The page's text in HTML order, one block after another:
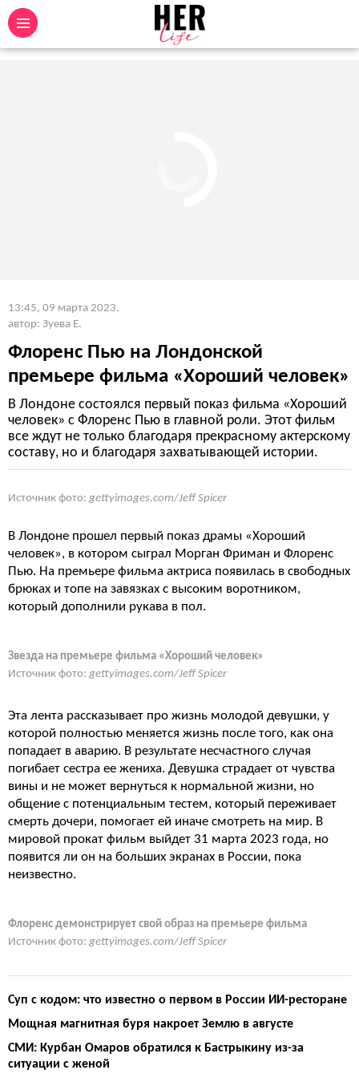
13:45, 09 марта 2023,
автор: Зуева Е.
Флоренс Пью на Лондонской
премьере фильма «Хороший человек»
В Лондоне состоялся первый показ фильма «Хороший
человек» с Флоренс Пью в главной роли. Этот фильм
все ждут не только благодаря прекрасному актерскому
составу, но и благодаря захватывающей истории.
Источник фото: gettyimages.com/Jeff Spicer
В Лондоне прошел первый показ драмы «Хороший
человек», в котором сыграл Морган Фриман и Флоренс
Пью. На премьере фильма актриса появилась в свободных
брюках и топе на завязках с высоким воротником,
который дополнили рукава в пол.
Звезда на премьере фильма «Хороший человек»
Источник фото: gettyimages.com/Jeff Spicer
Эта лента рассказывает про жизнь молодой девушки, у
которой полностью меняется жизнь после того, как она
попадает в аварию. В результате несчастного случая
погибает сестра ее жениха. Девушка страдает от чувства
вины и не может вернуться к нормальной жизни, но
общение с потенциальным тестем, который переживает
смерть дочери, помогает ей иначе смотреть на мир. В
мировой прокат фильм выйдет 31 марта 2023 года, но
появится ли он на больших экранах в России, пока
неизвестно.
Флоренс демонстрирует свой образ на премьере фильма
Источник фото: gettyimages.com/Jeff Spicer
Суп с кодом: что известно о первом в России ИИ-ресторане
Мощная магнитная буря накроет Землю в августе
СМИ: Курбан Омаров обратился к Бастрыкину из-за
ситуации с женой